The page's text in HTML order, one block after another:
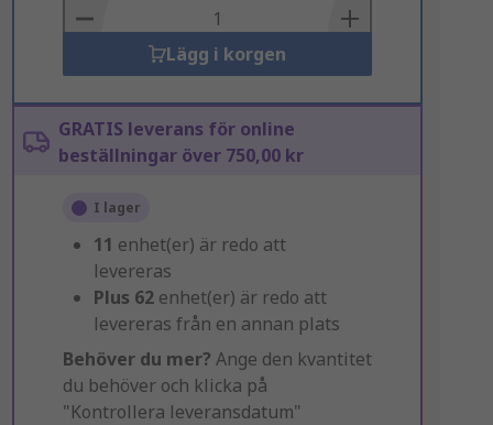
Basket
Lägg i korgen
GRATIS leverans för online
beställningar över 750,00 kr
I lager
11 enhet(er) är redo att
levereras
Plus 62 enhet(er) är redo att
levereras från en annan plats
Behöver du mer? Ange den kvantitet
du behöver och klicka på
"Kontrollera leveransdatum"